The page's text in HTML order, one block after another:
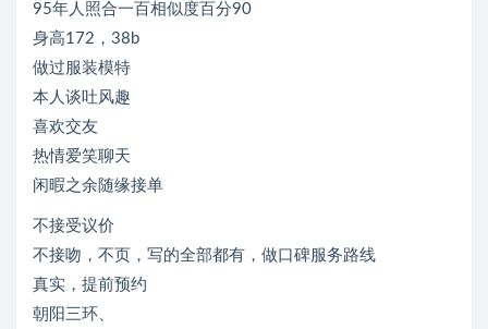
95年人照合一百相似度百分90
身高172，38b
做过服装模特
本人谈吐风趣
喜欢交友
热情爱笑聊天
闲暇之余随缘接单
不接受议价
不接吻，不页，写的全部都有，做口碑服务路线
真实，提前预约
朝阳三环、